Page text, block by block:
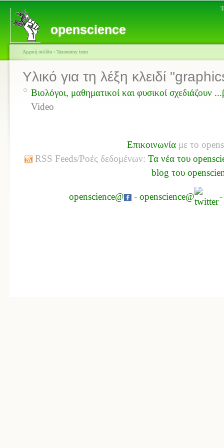
openscience
Αρχική σελίδα › Taxonomy term
Υλικό για τη λέξη κλειδί
Βιολόγοι, μαθηματικοί και φυσικοί σχεδιάζουν
Video
Επικοινωνία με το
RSS Feeds/Ροές δεδομένων: Τα νέα του
blog του
openscience@ - openscience@